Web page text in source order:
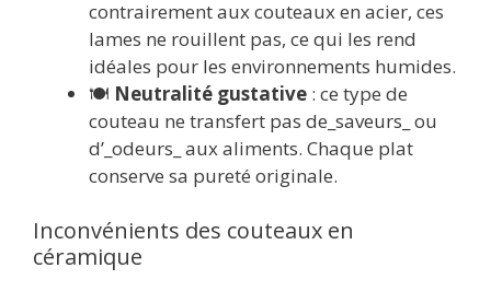
contrairement aux couteaux en acier, ces
lames ne rouillent pas, ce qui les rend
idéales pour les environnements humides.
🍽️ Neutralité gustative : ce type de
couteau ne transfert pas de_saveurs_ ou
d’_odeurs_ aux aliments. Chaque plat
conserve sa pureté originale.
Inconvénients des couteaux en
céramique